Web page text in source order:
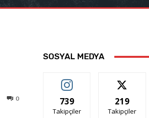
0
SOSYAL MEDYA
739
Takipçiler
219
Takipçiler